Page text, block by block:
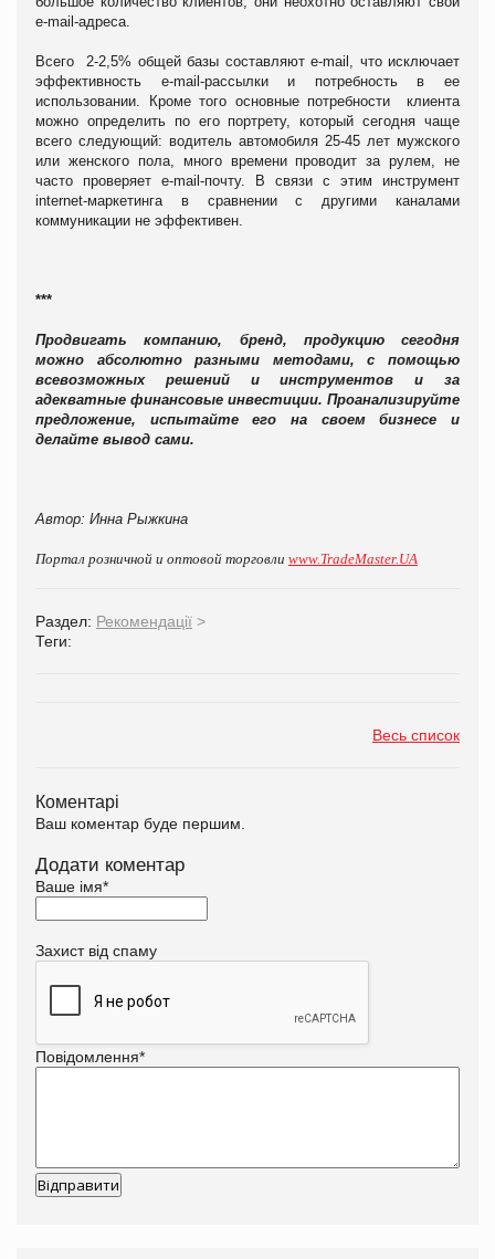
е-mail-адреса.
Всего 2-2,5% общей базы составляют е-mail , что исключает
эффективность e-mail-рассылки и потребность в ее
использовании. Кроме того основные потребности клиента
можно определить по его портрету, который сегодня чаще
всего следующий: водитель автомобиля 25-45 лет мужского
или женского пола, много времени проводит за рулем, не
часто проверяет e-mail-почту. В связи с этим инструмент
internet-маркетинга в сравнении с другими каналами
коммуникации не эффективен.
***
Продвигать компанию, бренд, продукцию сегодня
можно абсолютно разными методами, с помощью
всевозможных решений и инструментов и за
адекватные финансовые инвестиции. Проанализируйте
предложение, испытайте его на своем бизнесе и
делайте вывод сами.
Автор: Инна Рыжкина
Портал розничной и оптовой торговли www.TradeMaster.UA
Раздел: Рекомендації >
Теги:
Весь список
Коментарі
Ваш коментар буде першим.
Додати коментар
Ваше імя*
Захист від спаму
Повідомлення*